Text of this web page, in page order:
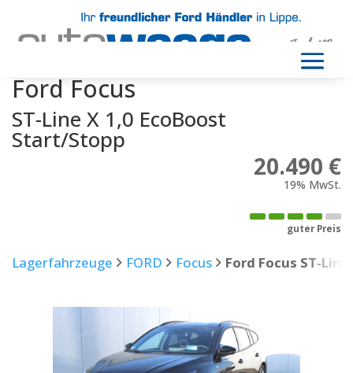
Ford Focus
ST-Line X 1,0 EcoBoost
Start/Stopp
20.490 €
19% MwSt.
guter Preis
Lagerfahrzeuge FORD Focus Ford Focus ST-